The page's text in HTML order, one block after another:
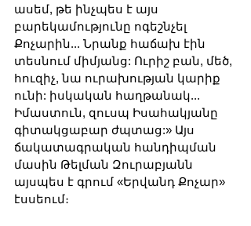
ասեմ, թե ինչպես է այս
բարեկամությունը ոգեշնչել
Քոչարին... Նրանք հաճախ էին
տեսնում միմյանց: Ուրիշ բան, մեծ,
հուզիչ, նա ուրախության կարիք
ունի: իսկական հաղթանակ...
Իմաստուն, զուսպ Իսահակյանը
գիտակցաբար ժպտաց:» Այս
ճակատագրական հանդիպման
մասին Թելման Զուրաբյանն
այսպես է գրում «Երվանդ Քոչար»
էսսեում։